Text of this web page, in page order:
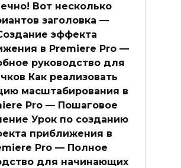
Вот несколько
заголовка —
эффекта
в Premiere Pro —
руководство для
Как реализовать
масштабирования в
Pro — Пошаговое
Урок по созданию
приближения в
Pro — Полное
для начинающих